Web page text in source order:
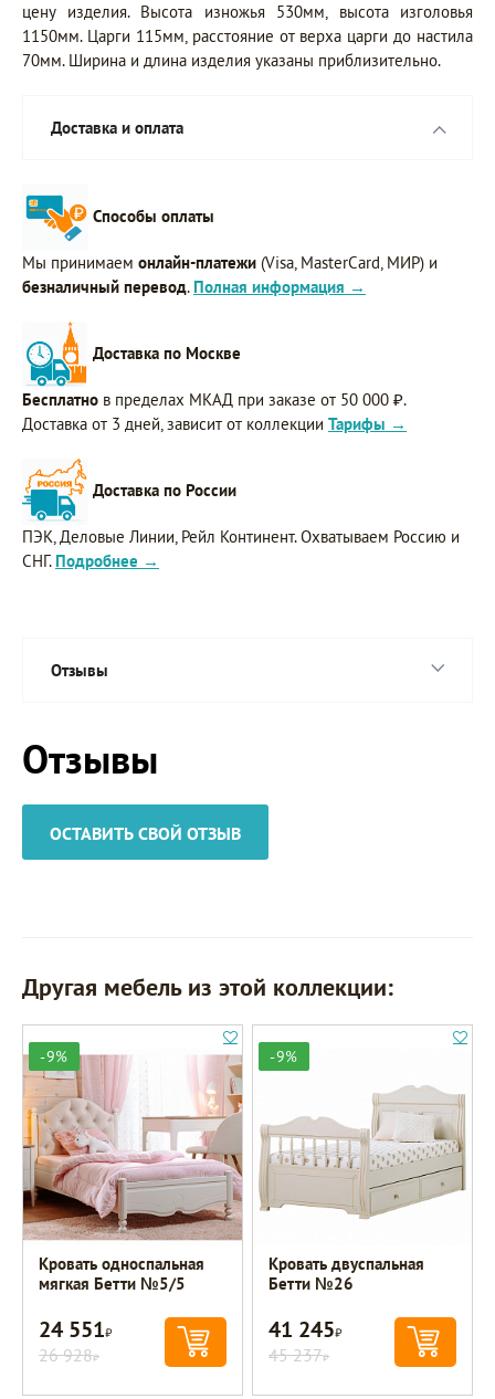
цену изделия. Высота изножья 530мм, высота изголовья
1150мм. Царги 115мм, расстояние от верха царги до настила
70мм. Ширина и длина изделия указаны приблизительно.
Доставка и оплата
Способы оплаты
Мы принимаем онлайн-платежи (Visa, MasterCard, МИР) и
безналичный перевод. Полная информация →
Доставка по Москве
Бесплатно в пределах МКАД при заказе от 50 000 ₽.
Доставка от 3 дней, зависит от коллекции Тарифы →
Доставка по России
ПЭК, Деловые Линии, Рейл Континент. Охватываем Россию и
СНГ. Подробнее →
Отзывы
Отзывы
ОСТАВИТЬ СВОЙ ОТЗЫВ
Другая мебель из этой коллекции:
-9%
Кровать односпальная
мягкая Бетти №5/5
24 551Р
26 928Р
-9%
Кровать двуспальная
Бетти №26
41 245Р
45 237Р